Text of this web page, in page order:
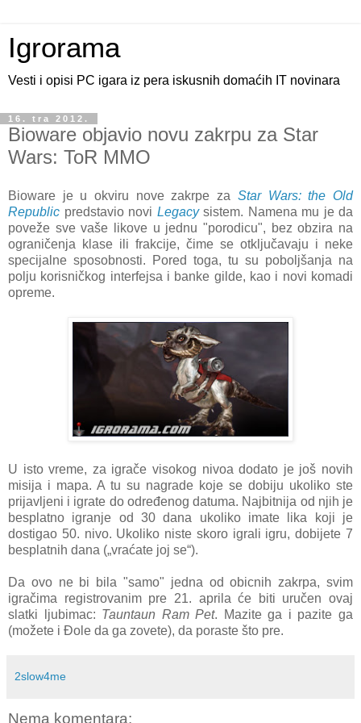
Igrorama
Vesti i opisi PC igara iz pera iskusnih domaćih IT novinara
16. tra 2012.
Bioware objavio novu zakrpu za Star
Wars: ToR MMO
Bioware je u okviru nove zakrpe za Star Wars: the Old
Republic predstavio novi Legacysistem. Namena mu je da
poveže sve vaše likove u jednu "porodicu", bez obzira na
ograničenja klase ili frakcije, čime se otključavaju i neke
specijalne sposobnosti. Pored toga, tu su poboljšanja na
polju korisničkog interfejsa i banke gilde, kao i novi komadi
opreme.
U isto vreme, za igrače visokog nivoa dodato je još novih
misija i mapa. A tu su nagrade koje se dobiju ukoliko ste
prijavljeni i igrate do određenog datuma. Najbitnija od njih je
besplatno igranje od 30 dana ukoliko imate lika koji je
dostigao 50. nivo. Ukoliko niste skoro igrali igru, dobijete 7
besplatnih dana („vraćate joj se“).
Da ovo ne bi bila "samo" jedna od obicnih zakrpa, svim
igračima registrovanim pre 21. aprila će biti uručen ovaj
slatki ljubimac: Tauntaun Ram Pet. Mazite ga i pazite ga
(možete i Đole da ga zovete), da poraste što pre.
2slow4me
Nema komentara: